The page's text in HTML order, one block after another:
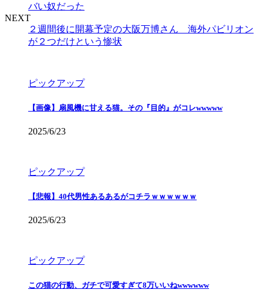
バい奴だった
NEXT
２週間後に開幕予定の大阪万博さん 海外パビリオン
が２つだけという惨状
ピックアップ
【画像】扇風機に甘える猫。その『目的』がコレwwwww
2025/6/23
ピックアップ
【悲報】40代男性あるあるがコチラｗｗｗｗｗｗ
2025/6/23
ピックアップ
この猫の行動、ガチで可愛すぎて8万いいねwwwwww